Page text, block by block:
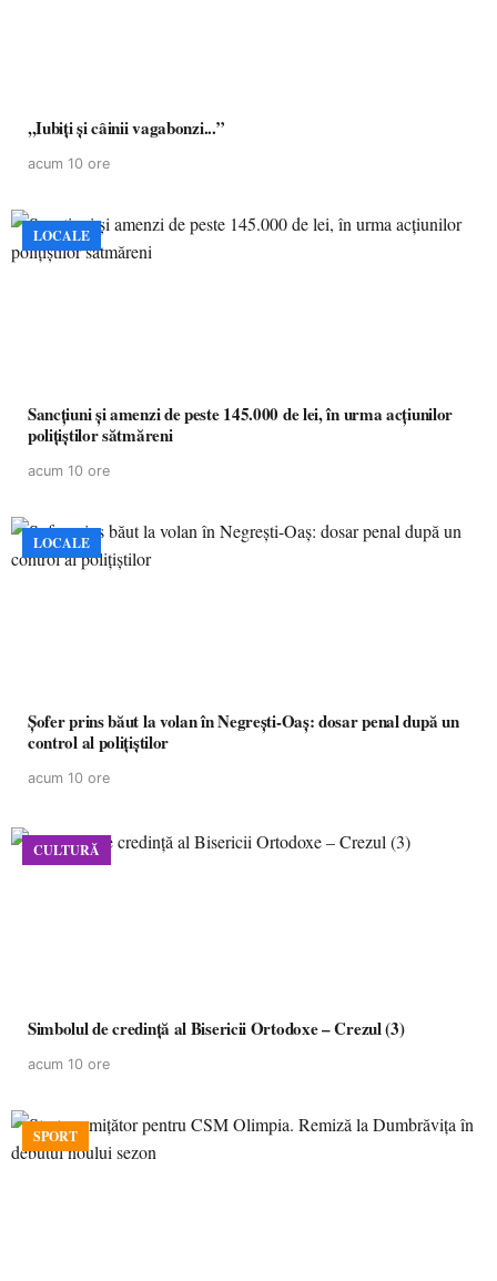
,,Iubiți și câinii vagabonzi...”
acum 10 ore
LOCALE
Sancțiuni și amenzi de peste 145.000 de lei, în urma acțiunilor
polițiștilor sătmăreni
acum 10 ore
LOCALE
Șofer prins băut la volan în Negrești-Oaș: dosar penal după un
control al polițiștilor
acum 10 ore
CULTURĂ
Simbolul de credinţă al Bisericii Ortodoxe – Crezul (3)
acum 10 ore
SPORT